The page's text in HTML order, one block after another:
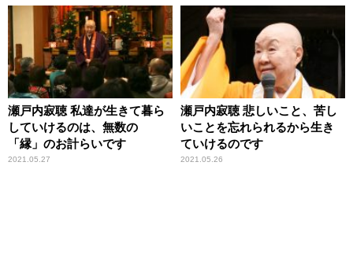
瀬戸内寂聴 私達が生きて暮ら
していけるのは、無数の
「縁」のお計らいです
2021.05.27
瀬戸内寂聴 悲しいこと、苦し
いことを忘れられるから生き
ていけるのです
2021.05.26